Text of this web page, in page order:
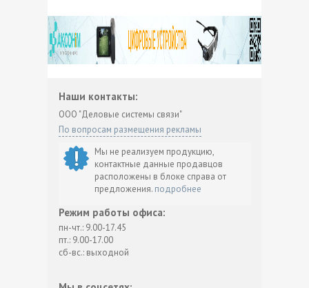
Наши контакты:
ООО "Деловые системы связи"
По вопросам размещения рекламы
Мы не реализуем продукцию,
контактные данные продавцов
расположены в блоке справа от
предложения. подробнее
Режим работы офиса:
пн-чт.: 9.00-17.45
пт.: 9.00-17.00
сб-вс.: выходной